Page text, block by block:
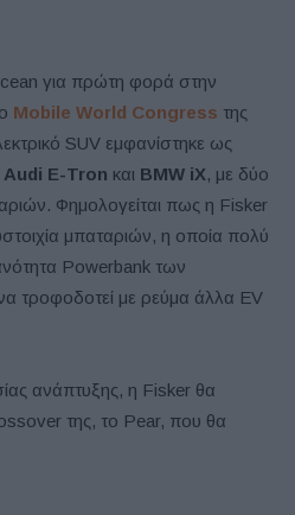
για πρώτη φορά στην
Mobile World Congress της
SUV εμφανίστηκε ως
Audi E-Tron και BMW iX, με δύο
Φημολογείται πως η Fisker
μπαταριών, η οποία πολύ
Powerbank των
τροφοδοτεί με ρεύμα άλλα EV
ανάπτυξης, η Fisker θα
της, το Pear, που θα